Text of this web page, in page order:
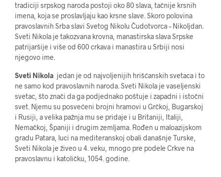
tradiciji srpskog naroda postoji oko 80 slava, tačnije krsnih
imena, koja se proslavljaju kao krsne slave. Skoro polovina
pravoslavnih Srba slavi Svetog Nikolu Čudotvorca – Nikoljdan.
Sveti Nikola je takozvana krovna, manastirska slava Srpske
patrijaršije i više od 600 crkava i manastira u Srbiji nosi
njegovo ime.
Sveti Nikola jedan je od najvoljenijih hrišćanskih svetaca i to
ne samo kod pravoslavnih naroda. Sveti Nikola je vaseljenski
svetac, što znači da ga podjednako poštuje i zapadni i istočni
svet. Njemu su posvećeni brojni hramovi u Grčkoj, Bugarskoj
i Rusiji, a velika pažnja mu se pridaje i u Britaniji, Italiji,
Nemačkoj, Španiji i drugim zemljama. Rođen u maloazijskom
gradu Patara, luci na mediteranskoj obali današnje Turske,
Sveti Nikola je živeo u 4. veku, mnogo pre podele Crkve na
pravoslavnu i katoličku, 1054. godine.